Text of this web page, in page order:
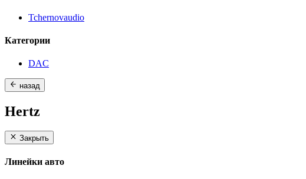
Tchernovaudio
Категории
DAC
назад
Hertz
Закрыть
Линейки авто